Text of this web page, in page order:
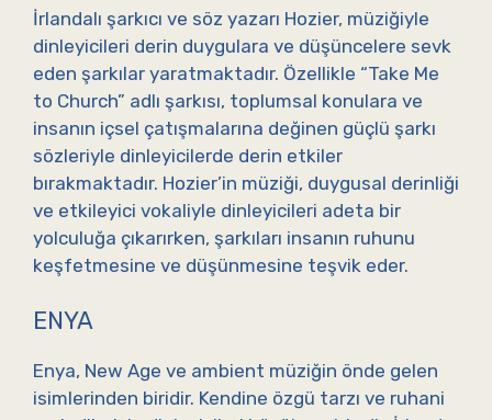
İrlandalı şarkıcı ve söz yazarı Hozier, müziğiyle
dinleyicileri derin duygulara ve düşüncelere sevk
eden şarkılar yaratmaktadır. Özellikle “Take Me
to Church” adlı şarkısı, toplumsal konulara ve
insanın içsel çatışmalarına değinen güçlü şarkı
sözleriyle dinleyicilerde derin etkiler
bırakmaktadır. Hozier’in müziği, duygusal derinliği
ve etkileyici vokaliyle dinleyicileri adeta bir
yolculuğa çıkarırken, şarkıları insanın ruhunu
keşfetmesine ve düşünmesine teşvik eder.
ENYA
Enya, New Age ve ambient müziğin önde gelen
isimlerinden biridir. Kendine özgü tarzı ve ruhani